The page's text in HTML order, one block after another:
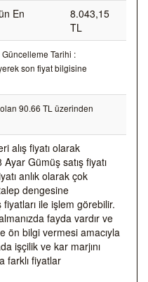
En
8.043,15
TL
Tarihi :
son fiyat bilgisine
90.66 TL üzerinden
alış fiyatı olarak
Gümüş satış fiyatı
anlık olarak çok
dengesine
fiyatları ile işlem görebilir.
fayda vardır ve
ön bilgi vermesi amacıyla
işçilik ve kar marjını
farklı fiyatlar